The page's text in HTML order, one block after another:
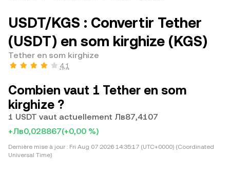
USDT/KGS : Convertir Tether
(USDT) en som kirghize (KGS)
Tether en som kirghize
4,1
Combien vaut 1 Tether en som
kirghize ?
1 USDT vaut actuellement Лв87,4107
+Лв0,028867(+0,00 %)
Dernière mise à jour : Fri Aug 07 2026 14:35:17 (UTC+0000) (Coordinated
Universal Time)